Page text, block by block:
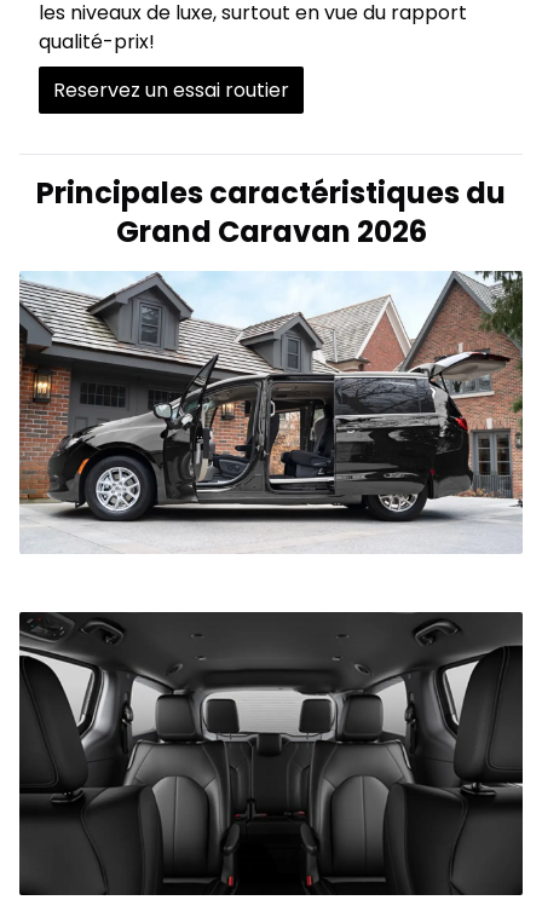
les niveaux de luxe, surtout en vue du rapport
qualité-prix!
Reservez un essai routier
Principales caractéristiques du
Grand Caravan 2026